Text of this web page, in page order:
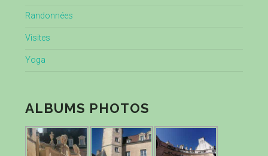
Randonnées
Visites
Yoga
ALBUMS PHOTOS